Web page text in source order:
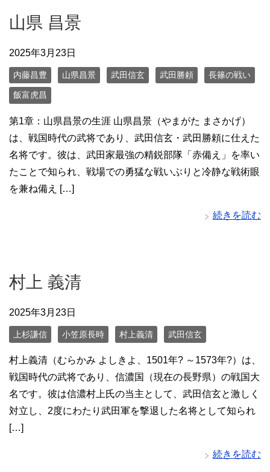
山県 昌景
2025年3月23日
内藤昌豊 山県昌景 武田信玄 武田勝頼 長篠の戦い
飯富虎昌
第1章：山県昌景の生涯 山県昌景（やまがた まさかげ）
は、戦国時代の武将であり、武田信玄・武田勝頼に仕えた
名将です。彼は、武田家最強の精鋭部隊「赤備え」を率い
たことで知られ、戦場での勇猛な戦いぶりと冷静な戦術眼
を兼ね備え […]
続きを読む
村上 義清
2025年3月23日
上杉謙信 小笠原長時 村上義清 武田信玄
村上義清（むらかみ よしきよ、1501年? ～1573年?）は、
戦国時代の武将であり、信濃国（現在の長野県）の戦国大
名です。彼は信濃村上氏の当主として、武田信玄と激しく
対立し、2度にわたり武田軍を撃退した名将として知られ
[…]
続きを読む